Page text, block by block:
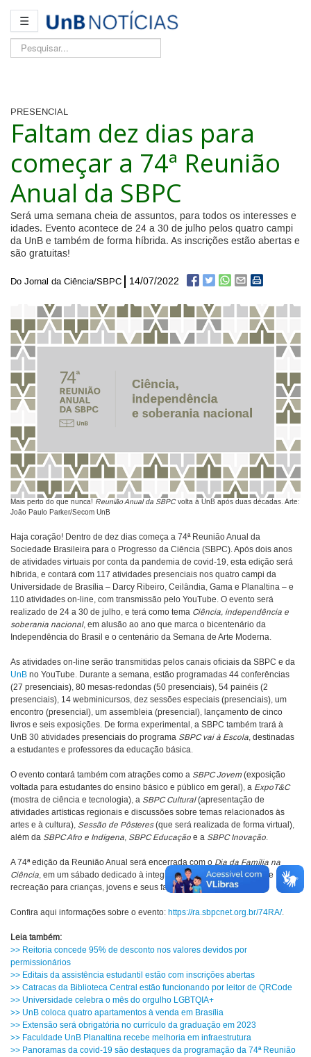
☰
Pesquisar...
PRESENCIAL
Faltam dez dias para
começar a 74ª Reunião
Anual da SBPC
Será uma semana cheia de assuntos, para todos os interesses e
idades. Evento acontece de 24 a 30 de julho pelos quatro campi
da UnB e também de forma híbrida. As inscrições estão abertas e
são gratuitas!
Do Jornal da Ciência/SBPC 14/07/2022
Mais perto do que nunca! Reunião Anual da SBPCvolta à UnB após duas décadas. Arte:
João Paulo Parker/Secom UnB
Haja coração! Dentro de dez dias começa a 74ª Reunião Anual da
Sociedade Brasileira para o Progresso da Ciência (SBPC). Após dois anos
de atividades virtuais por conta da pandemia de covid-19, esta edição será
híbrida, e contará com 117 atividades presenciais nos quatro campi da
Universidade de Brasília – Darcy Ribeiro, Ceilândia, Gama e Planaltina – e
110 atividades on-line, com transmissão pelo YouTube. O evento será
realizado de 24 a 30 de julho, e terá como tema Ciência, independência e
soberania nacional, em alusão ao ano que marca o bicentenário da
Independência do Brasil e o centenário da Semana de Arte Moderna.
As atividades on-line serão transmitidas pelos canais oficiais da SBPC e da
UnB no YouTube. Durante a semana, estão programadas 44 conferências
(27 presenciais), 80 mesas-redondas (50 presenciais), 54 painéis (2
presenciais), 14 webminicursos, dez sessões especiais (presenciais), um
encontro (presencial), um assembleia (presencial), lançamento de cinco
livros e seis exposições. De forma experimental, a SBPC também trará à
UnB 30 atividades presenciais do programa SBPC vai à Escola, destinadas
a estudantes e professores da educação básica.
O evento contará também com atrações como a SBPC Jovem (exposição
voltada para estudantes do ensino básico e público em geral), a ExpoT&C
(mostra de ciência e tecnologia), a SBPC Cultural(apresentação de
atividades artísticas regionais e discussões sobre temas relacionados às
artes e à cultura), Sessão de Pôsteres(que será realizada de forma virtual),
além da SBPC Afro e Indígena, SBPC Educação e a SBPC Inovação.
A 74ª edição da Reunião Anual será encerrada com oDia da Família na
Ciência, em um sábado dedicado à integração entre cultura, ciência e
recreação para crianças, jovens e seus familiares.
Confira aqui informações sobre o evento: https://ra.sbpcnet.org.br/74RA/.
Leia também:
>> Reitoria concede 95% de desconto nos valores devidos por
permissionários
>> Editais da assistência estudantil estão com inscrições abertas
>> Catracas da Biblioteca Central estão funcionando por leitor de QRCode
>> Universidade celebra o mês do orgulho LGBTQIA+
>> UnB coloca quatro apartamentos à venda em Brasília
>> Extensão será obrigatória no currículo da graduação em 2023
>> Faculdade UnB Planaltina recebe melhoria em infraestrutura
>> Panoramas da covid-19 são destaques da programação da 74ª Reunião